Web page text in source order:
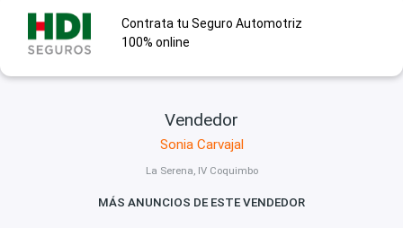
Contrata tu Seguro Automotriz
100% online
Vendedor
Sonia Carvajal
La Serena, IV Coquimbo
MÁS ANUNCIOS DE ESTE VENDEDOR